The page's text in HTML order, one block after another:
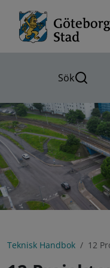
Sök
Teknisk Handbok 12